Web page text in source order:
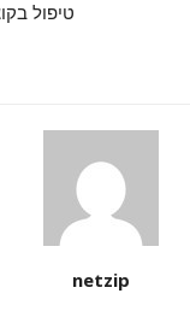
טיפול
netzip